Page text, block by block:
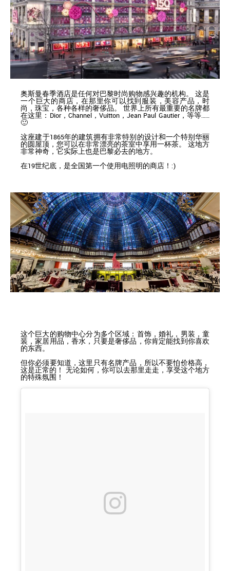
奥斯曼春季酒店是任何对巴黎时尚购物感兴趣的机构。 这是
一个巨大的商店，在那里你可以找到服装，美容产品，时
尚，珠宝，各种各样的奢侈品。 世界上所有最重要的名牌都
在这里：Dior，Channel，Vuitton，Jean Paul Gautier，等等……
🙂
这座建于1865年的建筑拥有非常特别的设计和一个特别华丽
的圆屋顶，您可以在非常漂亮的茶室中享用一杯茶。 这地方
非常神奇，它实际上也是巴黎必去的地方。
在19世纪底，是全国第一个使用电照明的商店！:)
这个巨大的购物中心分为多个区域：首饰，婚礼，男装，童
装，家居用品，香水，只要是奢侈品，你肯定能找到你喜欢
的东西。
但你必须要知道，这里只有名牌产品，所以不要怕价格高，
这是正常的！ 无论如何，你可以去那里走走，享受这个地方
的特殊氛围！